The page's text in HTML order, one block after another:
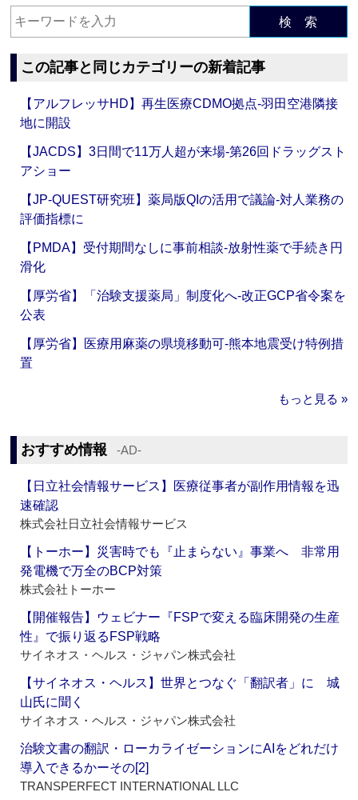
検 索
この記事と同じカテゴリーの新着記事
【アルフレッサHD】再生医療CDMO拠点‐羽田空港隣接
地に開設
【JACDS】3日間で11万人超が来場‐第26回ドラッグスト
アショー
【JP-QUEST研究班】薬局版QIの活用で議論‐対人業務の
評価指標に
【PMDA】受付期間なしに事前相談‐放射性薬で手続き円
滑化
【厚労省】「治験支援薬局」制度化へ‐改正GCP省令案を
公表
【厚労省】医療用麻薬の県境移動可‐熊本地震受け特例措
置
もっと見る »
おすすめ情報 ‐AD‐
【日立社会情報サービス】医療従事者が副作用情報を迅
速確認
株式会社日立社会情報サービス
【トーホー】災害時でも『止まらない』事業へ 非常用
発電機で万全のBCP対策
株式会社トーホー
【開催報告】ウェビナー『FSPで変える臨床開発の生産
性』で振り返るFSP戦略
サイネオス・ヘルス・ジャパン株式会社
【サイネオス・ヘルス】世界とつなぐ「翻訳者」に 城
山氏に聞く
サイネオス・ヘルス・ジャパン株式会社
治験文書の翻訳・ローカライゼーションにAIをどれだけ
導入できるかーその[2]
TRANSPERFECT INTERNATIONAL LLC